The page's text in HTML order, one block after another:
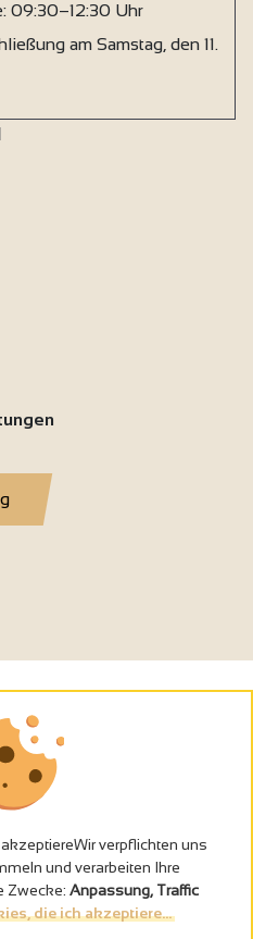
09:30–12:30 Uhr
am Samstag, den 11.
die Gesundheit - trinken Sie in
verpflichten uns
und verarbeiten Ihre
Zwecke: Anpassung, Traffic
die ich akzeptiere...